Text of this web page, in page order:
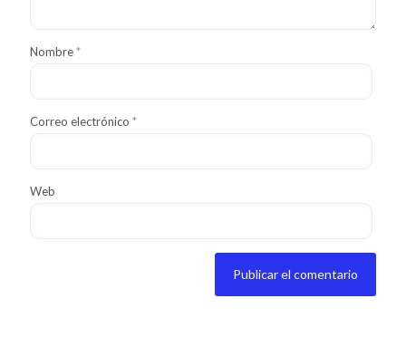
Nombre*
Correo electrónico *
Web